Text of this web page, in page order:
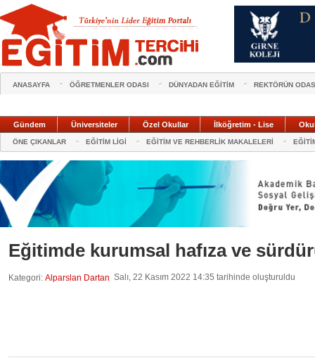
ANASAYFA ÖĞRETMENLER ODASI DÜNYADAN EĞİTİM REKTÖRÜN
Gündem Üniversiteler Özel Okullar İlköğretim - Lise
ÖNE ÇIKANLAR EĞİTİM LİGİ EĞİTİM VE REHBERLİK MAKALELERİ
Eğitimde kurumsal hafıza ve
Kategori: Alparslan Dartan Salı, 22 Kasım 2022 14:35 tarihinde oluşturuldu